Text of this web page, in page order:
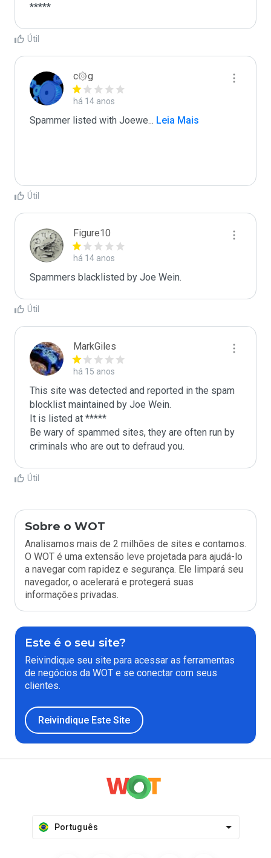
*****
Útil
c۞g
há 14 anos
Spammer listed with Joewe... Leia Mais
Útil
Figure10
há 14 anos
Spammers blacklisted by Joe Wein.
Útil
MarkGiles
há 15 anos
This site was detected and reported in the spam
blocklist maintained by Joe Wein.
It is listed at *****
Be wary of spammed sites, they are often run by
criminals who are out to defraud you.
Útil
Sobre o WOT
Analisamos mais de 2 milhões de sites e contamos.
O WOT é uma extensão leve projetada para ajudá-lo
a navegar com rapidez e segurança. Ele limpará seu
navegador, o acelerará e protegerá suas
informações privadas.
Este é o seu site?
Reivindique seu site para acessar as ferramentas
de negócios da WOT e se conectar com seus
clientes.
Reivindique Este Site
Português